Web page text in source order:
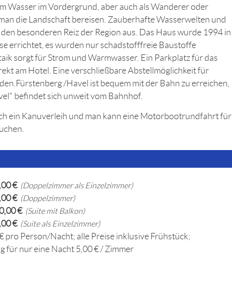
Wasser im Vordergrund, aber auch als Wanderer oder
die Landschaft bereisen. Zauberhafte Wasserwelten und
besonderen Reiz der Region aus. Das Haus wurde 1994 in
errichtet, es wurden nur schadstofffreie Baustoffe
sorgt für Strom und Warmwasser. Ein Parkplatz für das
am Hotel. Eine verschließbare Abstellmöglichkeit für
/Havel ist bequem mit der Bahn zu erreichen,
befindet sich unweit vom Bahnhof.
ein Kanuverleih und man kann eine Motorbootrundfahrt für
€(Doppelzimmer als Einzelzimmer)
€(Doppelzimmer)
€(Suite mit Balkon)
€(Suite als Einzelzimmer)
pro Person/Nacht; alle Preise inklusive Frühstück;
für nur eine Nacht 5,00 € / Zimmer